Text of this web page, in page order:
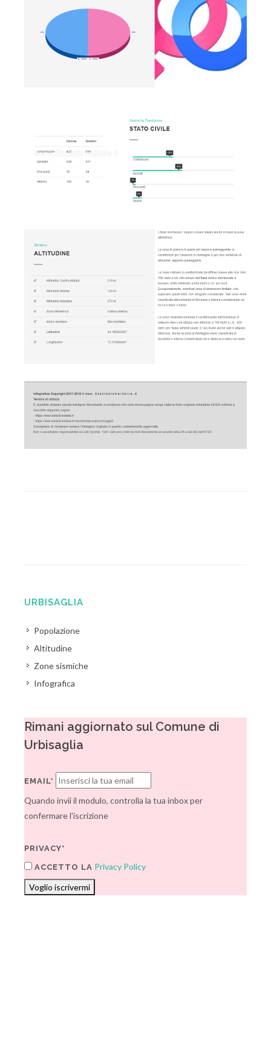
URBISAGLIA
Popolazione
Altitudine
Zone sismiche
Infografica
Rimani aggiornato sul Comune di
Urbisaglia
EMAIL*
Quando invii il modulo, controlla la tua inbox per
confermare l'iscrizione
PRIVACY*
ACCETTO LA Privacy Policy
Voglio iscrivermi